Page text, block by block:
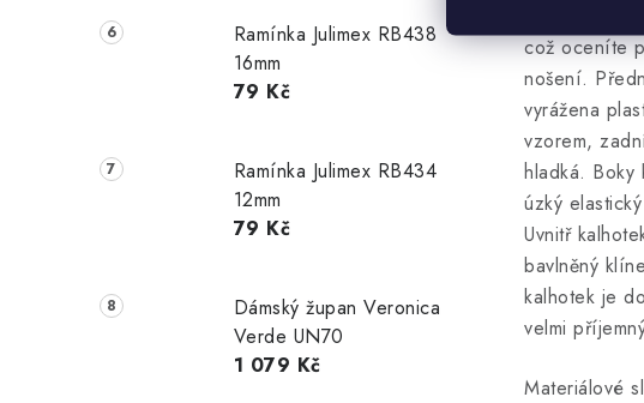
Ramínka Julimex RB438
16mm
79 Kč
Ramínka Julimex RB434
12mm
79 Kč
Dámský župan Veronica
Verde UN70
1 079 Kč
což oceníte
nošení.
vyrážena
vzorem,
hladká.
úzký
Uvnitř
bavlněný
kalhotek je
velmi
Materiálové